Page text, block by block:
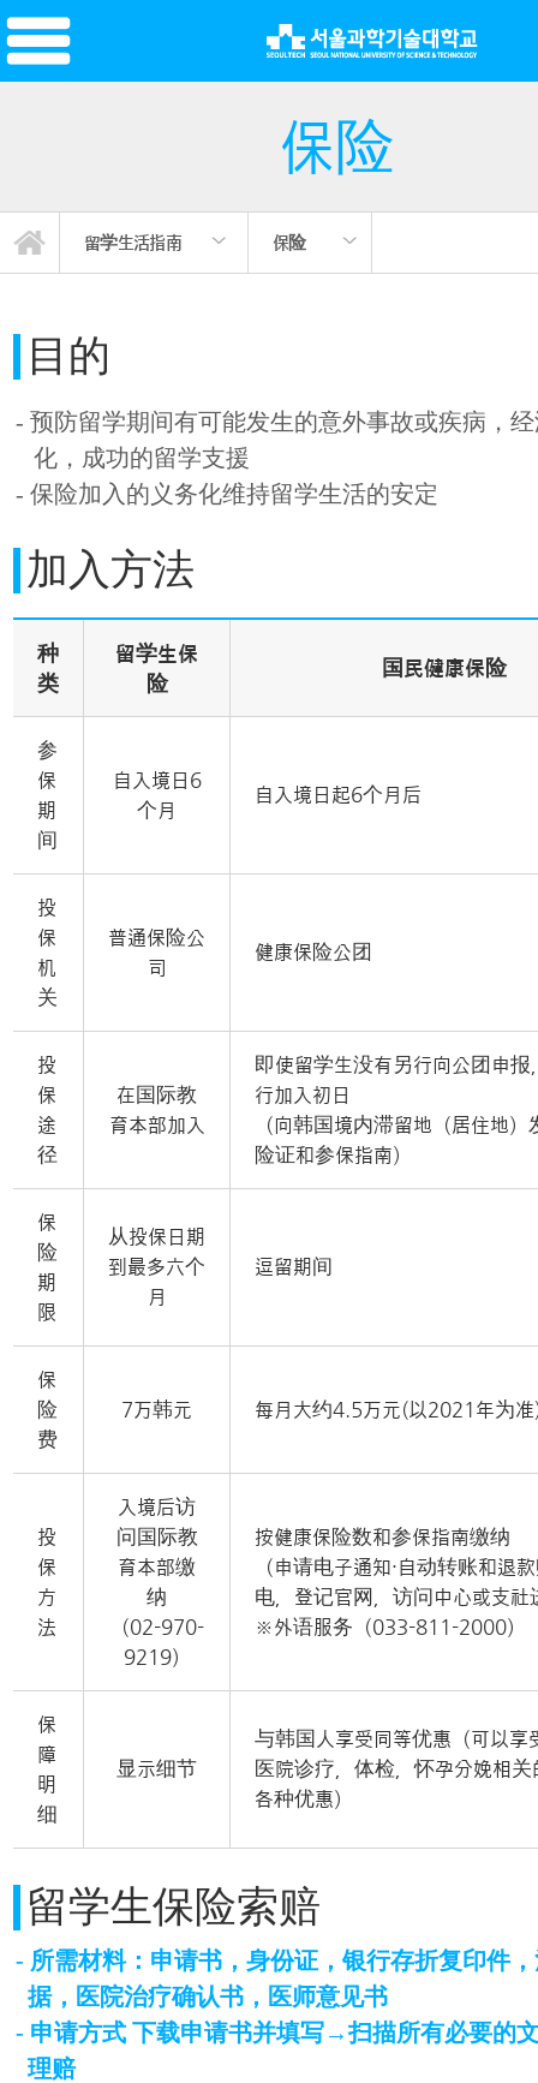
保险
留学生活指南 保险
学校介绍
韩国语课程介绍
留学生活指南
新闻/宣传
在线申请
通知
签证及出入境
学校便利设施
宿舍(生活馆)
文化活动
保险
留学生会和校友会
国际学生会
指导
目的
- 预防留学期间有可能发生的意外事故或疾病，
化，成功的留学支援
- 保险加入的义务化维持留学生活的安定
加入方法
种
类
留学生保
险
国民健康保险
参
保
期
间
自入境日6
个月
自入境日起6个月后
投
保
机
关
普通保险公
司
健康保险公团
投
保
途
径
在国际教
育本部加入
即使留学生没有另行向公团申报
行加入初日
（向韩国境内滞留地（居住地）
险证和参保指南）
保
险
期
限
从投保日期
到最多六个
月
逗留期间
保
险
费
7万韩元 每月大约4.5万元(以2021年为
投
保
方
法
入境后访
问国际教
育本部缴
纳
（02-970-
9219）
按健康保险数和参保指南缴纳
（申请电子通知·自动转账和退
电，登记官网，访问中心或支社
※外语服务（033-811-2000）
保
障
明
细
显示细节
与韩国人享受同等优惠（可以享
医院诊疗，体检，怀孕分娩相
各种优惠）
留学生保险索赔
- 所需材料：申请书，身份证，银行存折复印件
据，医院治疗确认书，医师意见书
- 申请方式 下载申请书并填写→扫描所有必要的
理赔